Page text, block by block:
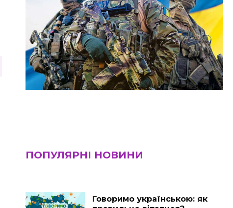
ПОПУЛЯРНІ НОВИНИ
Говоримо українською: як